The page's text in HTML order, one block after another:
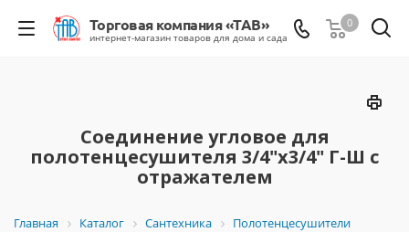
0
Соединение угловое для
полотенцесушителя 3/4"х3/4" Г-Ш с
отражателем
Главная Каталог Сантехника
Полотенцесушители